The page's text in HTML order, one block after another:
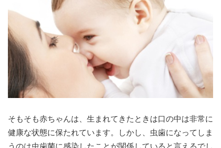
そもそも赤ちゃんは、生まれてきたときは口の中は非常に
健康な状態に保たれています。しかし、虫歯になってしま